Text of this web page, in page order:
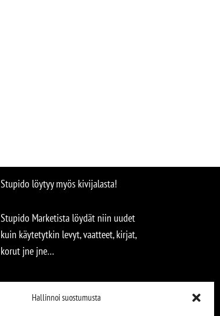
Hallinnoi suostumusta
Stupido löytyy myös kivijalasta!
Stupido Marketista löydät niin uudet
kuin käytetytkin levyt, vaatteet, kirjat,
korut jne jne…